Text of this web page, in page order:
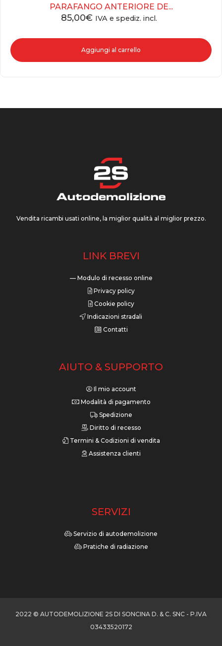
PARAFANGO ANTERIORE DE...
85,00€ IVA e spediz. incl.
Aggiungi al carrello
Vendita ricambi usati online, la miglior qualità al miglior prezzo.
LINK BREVI
— Modulo di recesso online
Privacy policy
Cookie policy
Indicazioni stradali
Contatti
AIUTO & SUPPORTO
Il mio account
Modalità di pagamento
Spedizione
Diritto di recesso
Termini & Codizioni di vendita
Assistenza clienti
SERVIZI
Servizio di autodemolizione
Pratiche di radiazione
2022 © AUTODEMOLIZIONE 2S DI SONCINA D. & C. SNC - P.IVA
03433520172